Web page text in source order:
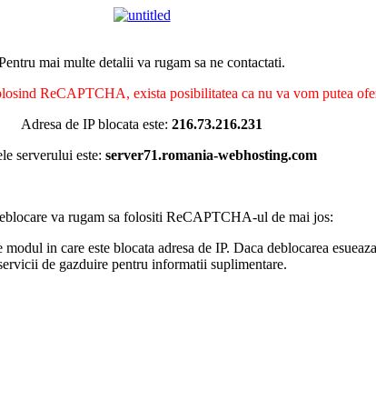
mai multe detalii va rugam sa ne contactati.
ReCAPTCHA, exista posibilitatea ca nu va vom putea
Adresa de IP blocata este: 216.73.216.231
serverului este: server71.romania-webhosting.com
va rugam sa folositi ReCAPTCHA-ul de mai jos:
in care este blocata adresa de IP. Daca deblocarea
de gazduire pentru informatii suplimentare.